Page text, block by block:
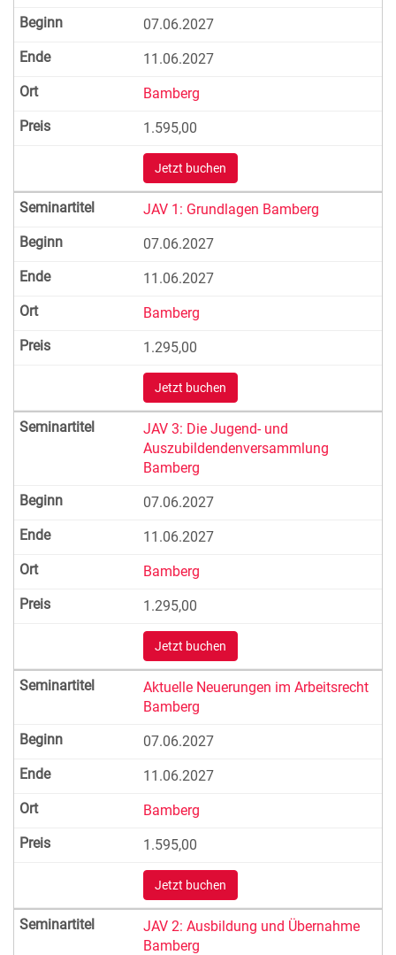
07.06.2027
11.06.2027
Bamberg
1.595,00
Jetzt buchen
JAV 1: Grundlagen Bamberg
07.06.2027
11.06.2027
Bamberg
1.295,00
Jetzt buchen
JAV 3: Die Jugend- und
Auszubildendenversammlung
Bamberg
07.06.2027
11.06.2027
Bamberg
1.295,00
Jetzt buchen
Aktuelle Neuerungen im Arbeitsrecht
Bamberg
07.06.2027
11.06.2027
Bamberg
1.595,00
Jetzt buchen
JAV 2: Ausbildung und Übernahme
Bamberg